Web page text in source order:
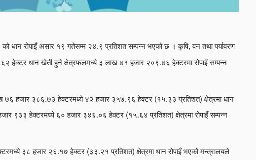
धान रोपाइँ असार १९ गतेसम्म २४.९ प्रतिशत सम्पन्न भएको छ । कृषि, वन तथा पर्यावरण
हेक्टर धान खेती हुने क्षेत्रफलमध्ये ३ लाख ४१ हजार २०९.४६ हेक्टरमा रोपाइँ सम्पन्न
७६ हजार ३८६.७३ हेक्टरमध्ये ४२ हजार ३५७.९६ हेक्टर (१५.३३ प्रतिशत) क्षेत्रमा धान
९३३ हेक्टरमध्ये ६० हजार ३४६.०६ हेक्टर (१५.६४ प्रतिशत) क्षेत्रमा रोपाइँ सम्पन्न
३८ हजार २६.१७ हेक्टर (३३.२१ प्रतिशत) क्षेत्रमा धान रोपाइँ भएको मन्त्रालयले